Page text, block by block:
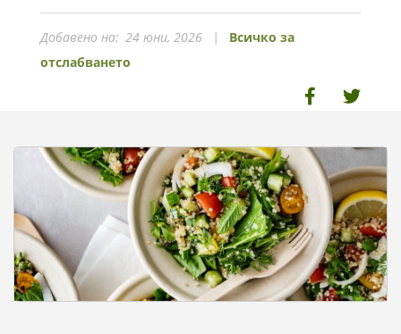
Добавено на: 24 юни, 2026
Всичко за
отслабването